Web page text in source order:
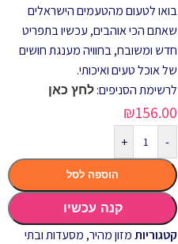
בואו לטעום מהטעמים הישראלים
שאתם הכי אוהבים, עכשיו בתפריט
חדש ומשובח, בחוויה מענגת חושים
של אוכל טעים ואיכותי.
לרשימת הסניפים: לחץ כאן
₪156.00
-
+
הוספה לסל
קנה עכשיו
קטגוריותמזון מהיר, מסעדות ובתי